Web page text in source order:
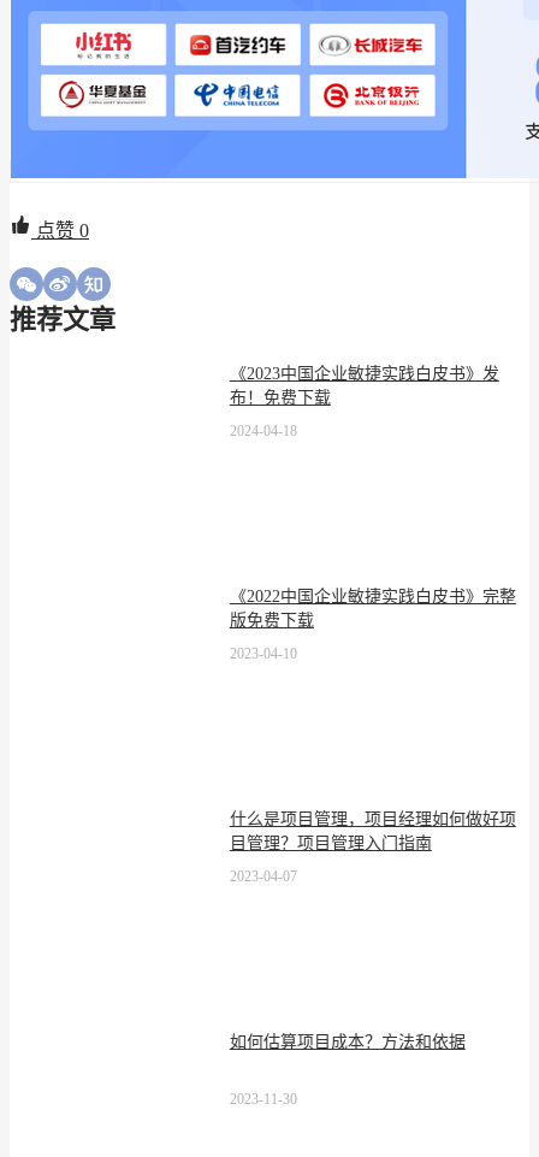
点赞 0
推荐文章
《2023中国企业敏捷实践白皮书》发
布！免费下载
2024-04-18
《2022中国企业敏捷实践白皮书》完整
版免费下载
2023-04-10
什么是项目管理，项目经理如何做好项
目管理？项目管理入门指南
2023-04-07
如何估算项目成本？方法和依据
2023-11-30